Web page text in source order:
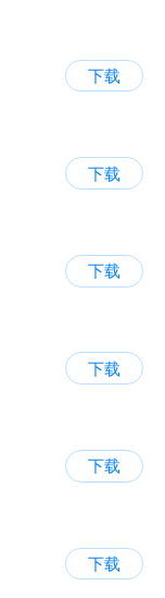
下载
下载
下载
下载
下载
下载